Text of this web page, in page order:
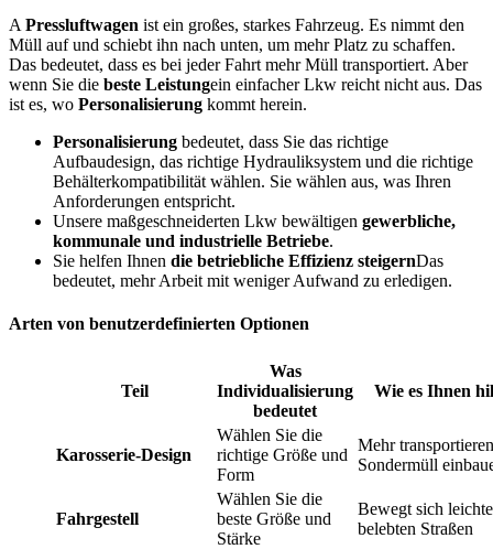
A Pressluftwagen ist ein großes, starkes Fahrzeug. Es nimmt den
Müll auf und schiebt ihn nach unten, um mehr Platz zu schaffen.
Das bedeutet, dass es bei jeder Fahrt mehr Müll transportiert. Aber
wenn Sie die beste Leistungein einfacher Lkw reicht nicht aus. Das
ist es, wo Personalisierung kommt herein.
Personalisierung bedeutet, dass Sie das richtige
Aufbaudesign, das richtige Hydrauliksystem und die richtige
Behälterkompatibilität wählen. Sie wählen aus, was Ihren
Anforderungen entspricht.
Unsere maßgeschneiderten Lkw bewältigen gewerbliche,
kommunale und industrielle Betriebe.
Sie helfen Ihnen die betriebliche Effizienz steigernDas
bedeutet, mehr Arbeit mit weniger Aufwand zu erledigen.
Arten von benutzerdefinierten Optionen
Teil
Was
Individualisierung
bedeutet
Wie es Ihnen
Karosserie-Design
Wählen Sie die
richtige Größe und
Form
Mehr
Sondermüll
Fahrgestell
Wählen Sie die
beste Größe und
Stärke
Bewegt sich
belebten Straßen